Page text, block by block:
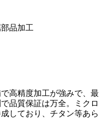
品加工
高精度加工が強みで、最
品質保証は万全。ミクロ
しており、チタン等あら